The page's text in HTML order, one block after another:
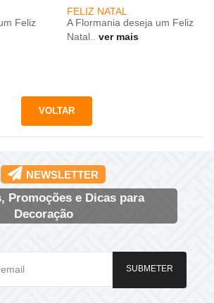
Feliz
FELIZ NATAL
A Flormania deseja um Feliz
Natal..
ver mais
NEWSLETTER
Promoções e Dicas para
Decoração
SUBMETER